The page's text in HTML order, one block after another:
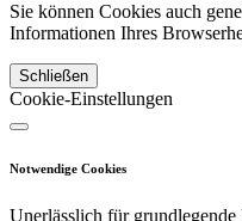
Sie können Cookies auch
Informationen Ihres
Schließen
Cookie-Einstellungen
Notwendige Cookies
Unerlässlich für